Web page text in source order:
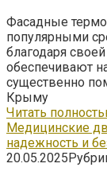
Фасадные
популярными
благодаря
обеспечивают
существенно
Крыму
Читать
Медицинские
надежность и
20.05.2025